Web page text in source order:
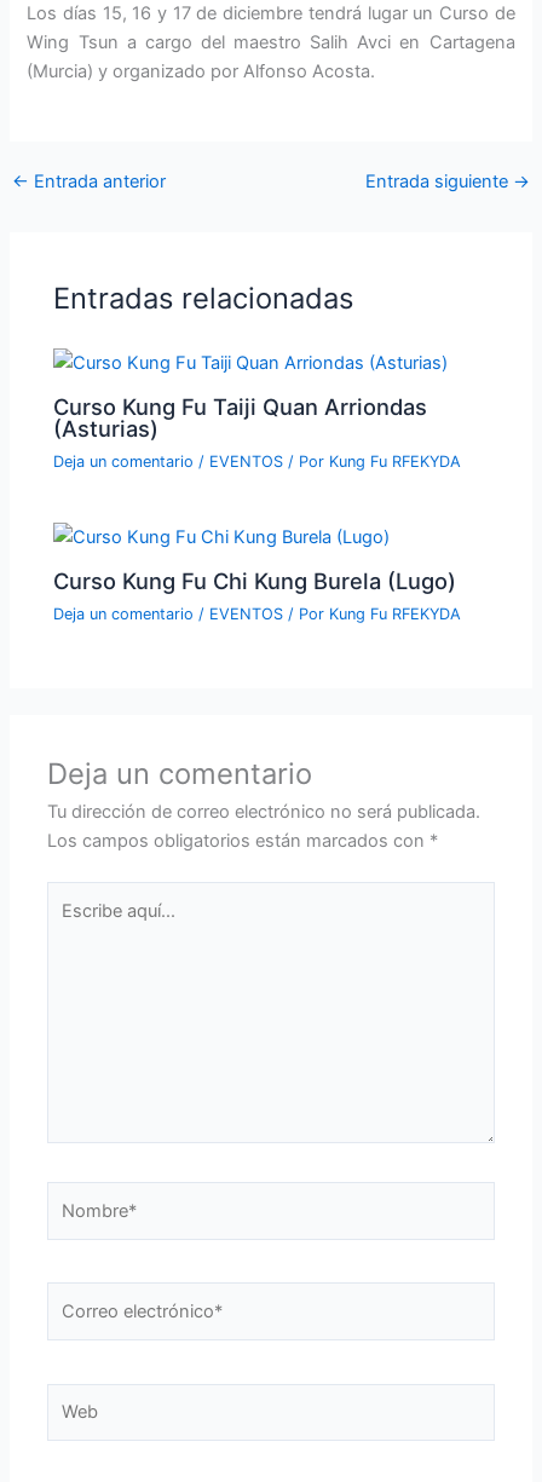
Los días 15, 16 y 17 de diciembre tendrá lugar un Curso de
Wing Tsun a cargo del maestro Salih Avci en Cartagena
(Murcia) y organizado por Alfonso Acosta.
← Entrada anterior Entrada siguiente →
Entradas relacionadas
Curso Kung Fu Taiji Quan Arriondas
(Asturias)
Deja un comentario / EVENTOS / Por Kung Fu RFEKYDA
Curso Kung Fu Chi Kung Burela (Lugo)
Deja un comentario / EVENTOS / Por Kung Fu RFEKYDA
Deja un comentario
Tu dirección de correo electrónico no será publicada.
Los campos obligatorios están marcados con *
aquí...
electrónico*